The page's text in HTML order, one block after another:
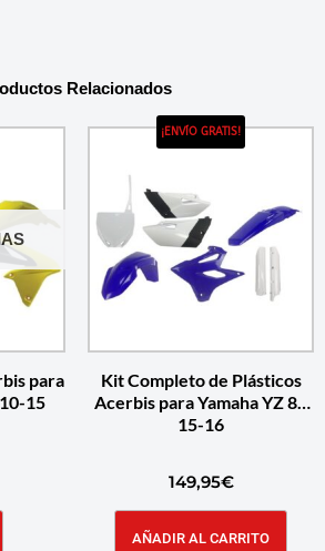
Relacionados
para
15
¡ENVÍO GRATIS!
Kit Completo de Plásticos
Acerbis para Yamaha YZ 85
15-16
149,95€
AÑADIR AL CARRITO